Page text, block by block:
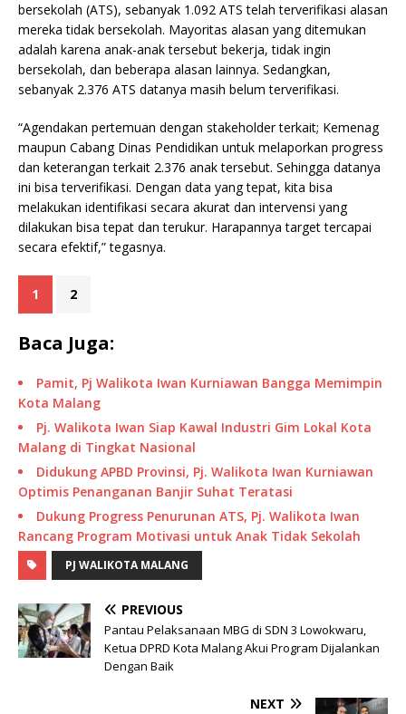
bersekolah (ATS), sebanyak 1.092 ATS telah terverifikasi alasan
mereka tidak bersekolah. Mayoritas alasan yang ditemukan
adalah karena anak-anak tersebut bekerja, tidak ingin
bersekolah, dan beberapa alasan lainnya. Sedangkan,
sebanyak 2.376 ATS datanya masih belum terverifikasi.
“Agendakan pertemuan dengan stakeholder terkait; Kemenag
maupun Cabang Dinas Pendidikan untuk melaporkan progress
dan keterangan terkait 2.376 anak tersebut. Sehingga datanya
ini bisa terverifikasi. Dengan data yang tepat, kita bisa
melakukan identifikasi secara akurat dan intervensi yang
dilakukan bisa tepat dan terukur. Harapannya target tercapai
secara efektif,” tegasnya.
1 2
Baca Juga:
Pamit, Pj Walikota Iwan Kurniawan Bangga Memimpin
Kota Malang
Pj. Walikota Iwan Siap Kawal Industri Gim Lokal Kota
Malang di Tingkat Nasional
Didukung APBD Provinsi, Pj. Walikota Iwan Kurniawan
Optimis Penanganan Banjir Suhat Teratasi
Dukung Progress Penurunan ATS, Pj. Walikota Iwan
Rancang Program Motivasi untuk Anak Tidak Sekolah
PJ WALIKOTA MALANG
PREVIOUS
Pantau Pelaksanaan MBG di SDN 3 Lowokwaru,
Ketua DPRD Kota Malang Akui Program Dijalankan
Dengan Baik
NEXT